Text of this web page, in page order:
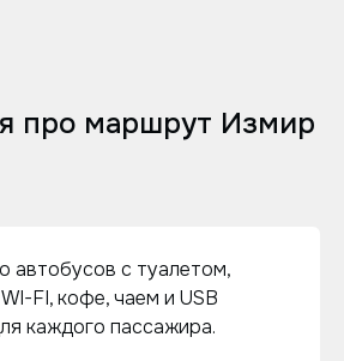
про маршрут Измир
автобусов с туалетом,
FI, кофе, чаем и USB
каждого пассажира.